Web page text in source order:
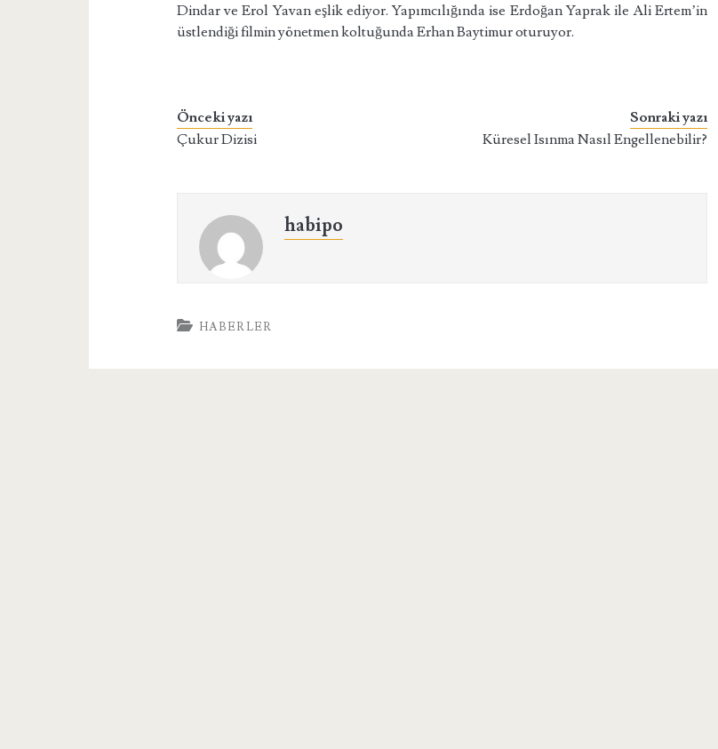
Dindar ve Erol Yavan eşlik ediyor. Yapımcılığında ise Erdoğan Yaprak ile Ali Ertem’in
üstlendiği filmin yönetmen koltuğunda Erhan Baytimur oturuyor.
Önceki yazı
Çukur Dizisi
Sonraki yazı
Küresel Isınma Nasıl Engellenebilir?
habipo
HABERLER